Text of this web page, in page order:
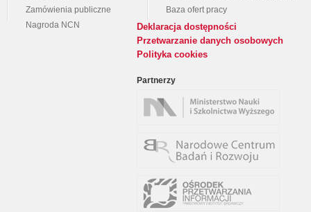
Zamówienia publiczne
Nagroda NCN
Baza ofert pracy
Deklaracja dostępności
Przetwarzanie danych osobowych
Polityka cookies
Partnerzy